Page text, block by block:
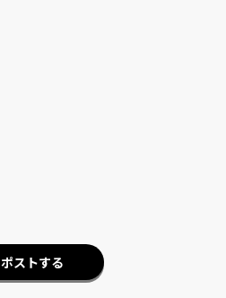
ポストする